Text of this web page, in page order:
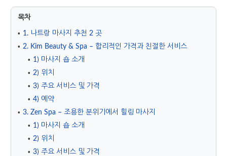
목차
1. 나트랑 마사지 추천 2 곳
2. Kim Beauty & Spa – 합리적인 가격과 친절한 서비스
1) 마사지 숍 소개
2) 위치
3) 주요 서비스 및 가격
4) 예약
3. Zen Spa – 조용한 분위기에서 힐링 마사지
1) 마사지 숍 소개
2) 위치
3) 주요 서비스 및 가격